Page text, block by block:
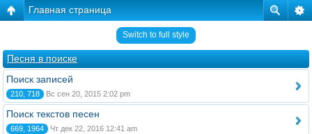
Главная страница
Switch to full style
Песня в поиске
Поиск записей
210, 718 Вс сен 20, 2015 2:02 pm
Поиск текстов песен
669, 1964 Чт дек 22, 2016 12:41 am